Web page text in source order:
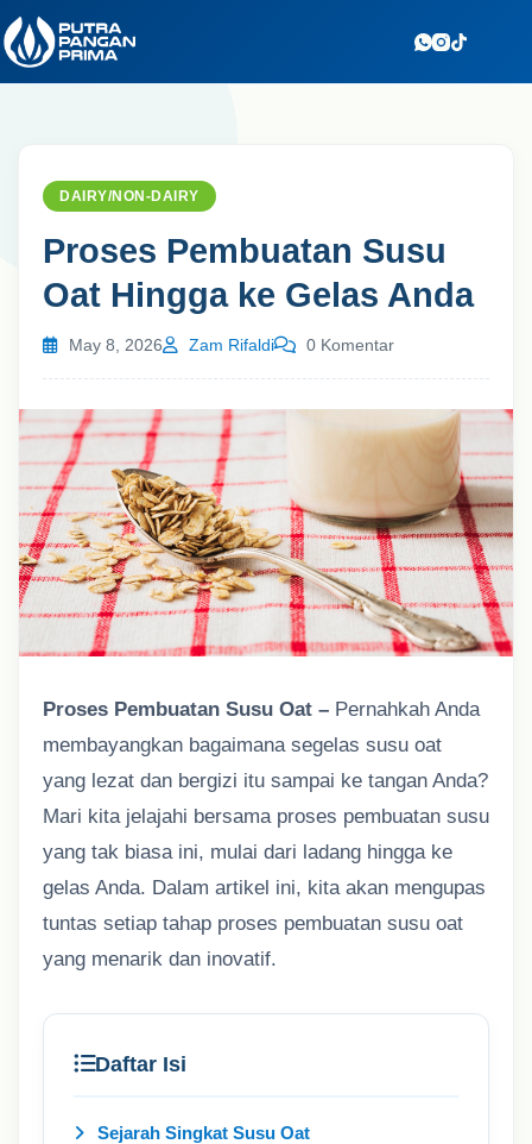
to
content
DAIRY/NON-DAIRY
Proses Pembuatan Susu
Oat Hingga ke Gelas Anda
May 8, 2026 Zam Rifaldi 0 Komentar
Proses Pembuatan Susu Oat – Pernahkah Anda
membayangkan bagaimana segelas susu oat
yang lezat dan bergizi itu sampai ke tangan Anda?
Mari kita jelajahi bersama proses pembuatan susu
yang tak biasa ini, mulai dari ladang hingga ke
gelas Anda. Dalam artikel ini, kita akan mengupas
tuntas setiap tahap proses pembuatan susu oat
yang menarik dan inovatif.
Daftar Isi
Sejarah Singkat Susu Oat